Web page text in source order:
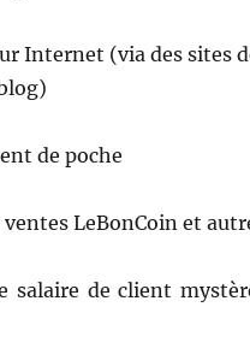
Internet (via des sites
de poche
LeBonCoin et
salaire de client